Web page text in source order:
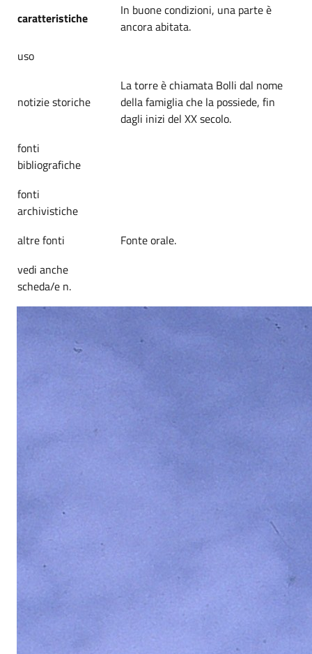
caratteristiche
In buone condizioni, una parte è
ancora abitata.
uso
notizie storiche
La torre è chiamata Bolli dal nome
della famiglia che la possiede, fin
dagli inizi del XX secolo.
fonti
bibliografiche
fonti
archivistiche
altre fonti
Fonte orale.
vedi anche
scheda/e n.